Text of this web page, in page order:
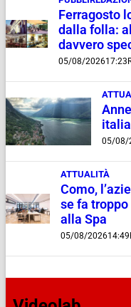
Ferragosto
dalla folla:
davvero
05/08/202617:23
05/08/
ATTUALITÀ
Como,
se fa
alla Spa
05/08/202614:49